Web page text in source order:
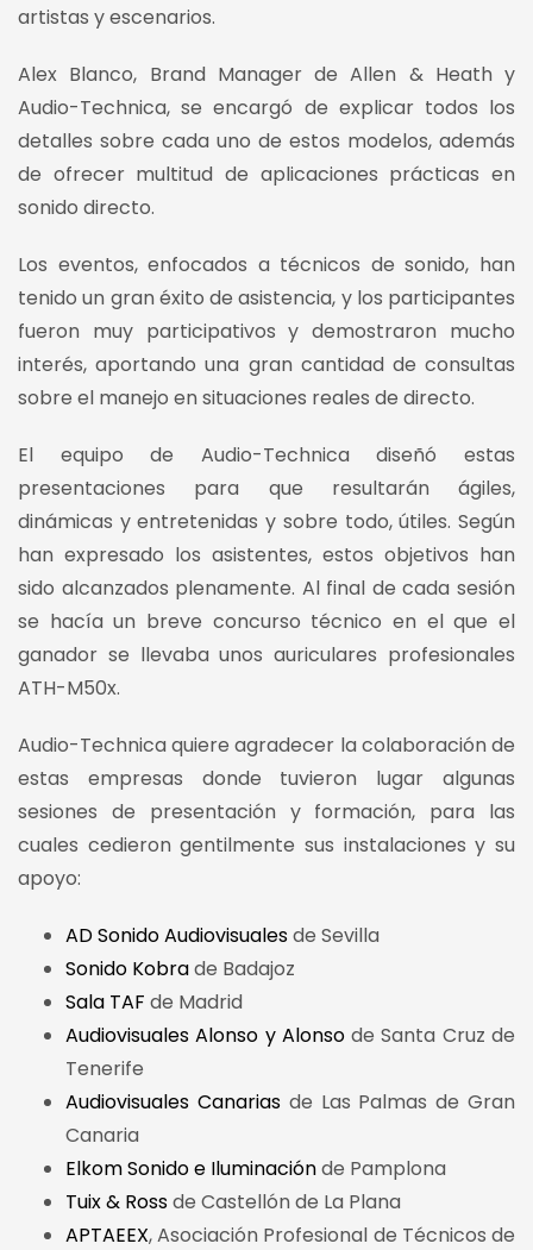
artistas y escenarios.
Alex Blanco, Brand Manager de Allen & Heath y
Audio-Technica, se encargó de explicar todos los
detalles sobre cada uno de estos modelos, además
de ofrecer multitud de aplicaciones prácticas en
sonido directo.
Los eventos, enfocados a técnicos de sonido, han
tenido un gran éxito de asistencia, y los participantes
fueron muy participativos y demostraron mucho
interés, aportando una gran cantidad de consultas
sobre el manejo en situaciones reales de directo.
El equipo de Audio-Technica diseñó estas
presentaciones para que resultarán ágiles,
dinámicas y entretenidas y sobre todo, útiles. Según
han expresado los asistentes, estos objetivos han
sido alcanzados plenamente. Al final de cada sesión
se hacía un breve concurso técnico en el que el
ganador se llevaba unos auriculares profesionales
ATH-M50x.
Audio-Technica quiere agradecer la colaboración de
estas empresas donde tuvieron lugar algunas
sesiones de presentación y formación, para las
cuales cedieron gentilmente sus instalaciones y su
apoyo:
AD Sonido Audiovisualesde Sevilla
Sonido Kobrade Badajoz
Sala TAF de Madrid
Audiovisuales Alonso y Alonsode Santa Cruz de
Tenerife
Audiovisuales Canariasde Las Palmas de Gran
Canaria
Elkom Sonido e Iluminaciónde Pamplona
Tuix & Rossde Castellón de La Plana
APTAEEX, Asociación Profesional de Técnicos de